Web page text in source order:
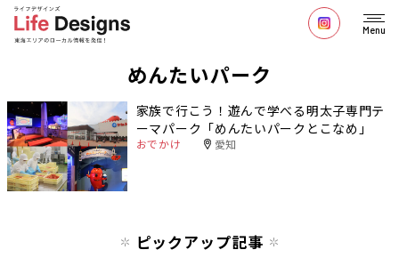
Menu
めんたいパーク
家族で行こう！遊んで学べる明太子専門テ
ーマパーク「めんたいパークとこなめ」
おでかけ 愛知
ピックアップ記事